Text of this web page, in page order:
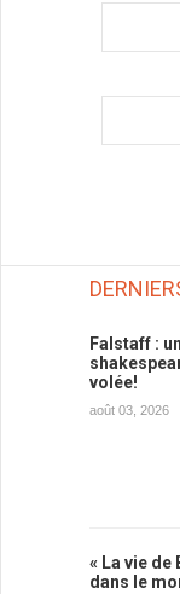
Falstaff :
volée!
août 03, 2026
« La vie de
dans le